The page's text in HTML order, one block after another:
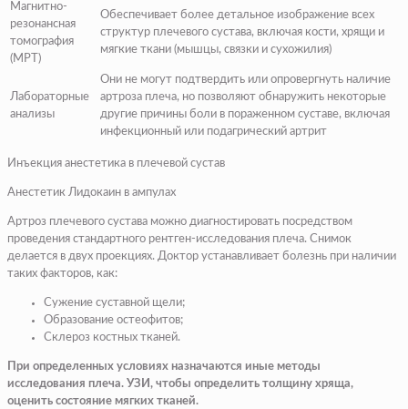
Магнитно-
резонансная
томография
(МРТ)
Обеспечивает более детальное изображение всех
структур плечевого сустава, включая кости, хрящи и
мягкие ткани (мышцы, связки и сухожилия)
Лабораторные
анализы
Они не могут подтвердить или опровергнуть наличие
артроза плеча, но позволяют обнаружить некоторые
другие причины боли в пораженном суставе, включая
инфекционный или подагрический артрит
Инъекция анестетика в плечевой сустав
Анестетик Лидокаин в ампулах
Артроз плечевого сустава можно диагностировать посредством
проведения стандартного рентген-исследования плеча. Снимок
делается в двух проекциях. Доктор устанавливает болезнь при наличии
таких факторов, как:
Сужение суставной щели;
Образование остеофитов;
Склероз костных тканей.
При определенных условиях назначаются иные методы
исследования плеча. УЗИ, чтобы определить толщину хряща,
оценить состояние мягких тканей.